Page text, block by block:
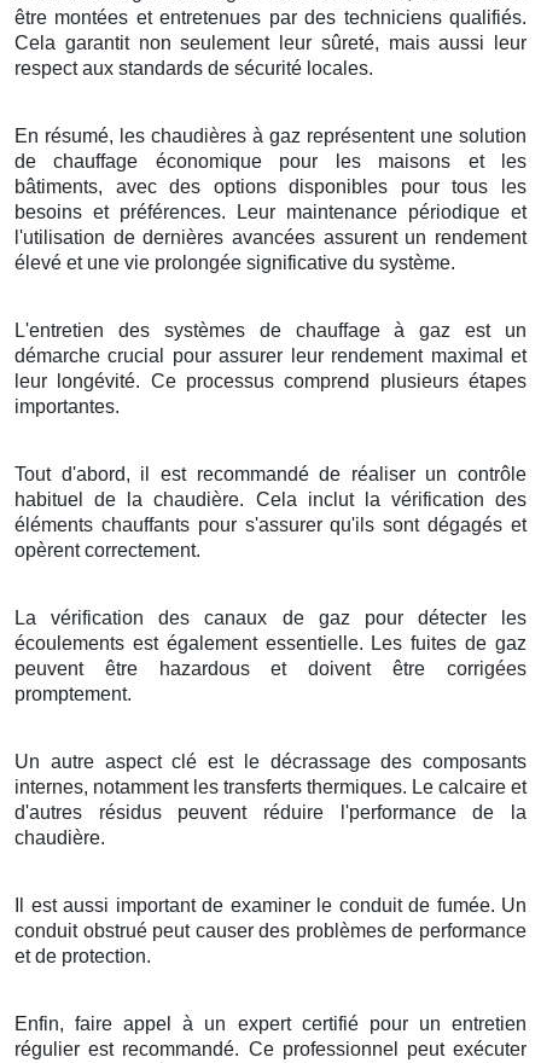
être montées et entretenues par des techniciens qualifiés.
Cela garantit non seulement leur sûreté, mais aussi leur
respect aux standards de sécurité locales.
En résumé, les chaudières à gaz représentent une solution
de chauffage économique pour les maisons et les
bâtiments, avec des options disponibles pour tous les
besoins et préférences. Leur maintenance périodique et
l'utilisation de dernières avancées assurent un rendement
élevé et une vie prolongée significative du système.
L'entretien des systèmes de chauffage à gaz est un
démarche crucial pour assurer leur rendement maximal et
leur longévité. Ce processus comprend plusieurs étapes
importantes.
Tout d'abord, il est recommandé de réaliser un contrôle
habituel de la chaudière. Cela inclut la vérification des
éléments chauffants pour s'assurer qu'ils sont dégagés et
opèrent correctement.
La vérification des canaux de gaz pour détecter les
écoulements est également essentielle. Les fuites de gaz
peuvent être hazardous et doivent être corrigées
promptement.
Un autre aspect clé est le décrassage des composants
internes, notamment les transferts thermiques. Le calcaire et
d'autres résidus peuvent réduire l'performance de la
chaudière.
Il est aussi important de examiner le conduit de fumée. Un
conduit obstrué peut causer des problèmes de performance
et de protection.
Enfin, faire appel à un expert certifié pour un entretien
régulier est recommandé. Ce professionnel peut exécuter